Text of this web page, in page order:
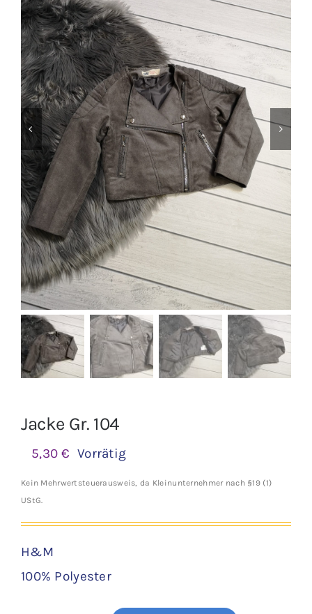
Jungen
Mädchen
Accesoires
Schuhe / Socken
Spielzeug
Babyausstattung
Krims Krams
Jacke Gr. 104
5,30€ Vorrätig
Kein Mehrwertsteuerausweis, da Kleinunternehmer nach §19 (1)
UStG.
H&M
100% Polyester